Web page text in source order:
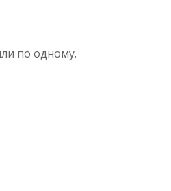
по одному.